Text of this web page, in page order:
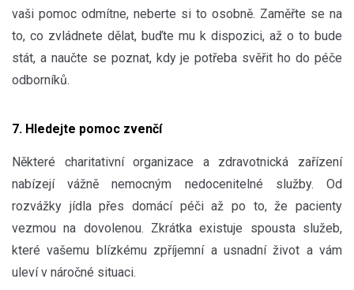
vaši pomoc odmítne, neberte si to osobně. Zaměřte se na
to, co zvládnete dělat, buďte mu k dispozici, až o to bude
stát, a naučte se poznat, kdy je potřeba svěřit ho do péče
odborníků.
7. Hledejte pomoc zvenčí
Některé charitativní organizace a zdravotnická zařízení
nabízejí vážně nemocným nedocenitelné služby. Od
rozvážky jídla přes domácí péči až po to, že pacienty
vezmou na dovolenou. Zkrátka existuje spousta služeb,
které vašemu blízkému zpříjemní a usnadní život a vám
uleví v náročné situaci.